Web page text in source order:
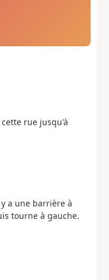
rue jusqu'à
a une barrière à
tourne à gauche.